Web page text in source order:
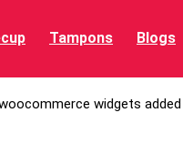
Tampons Blogs
widgets added